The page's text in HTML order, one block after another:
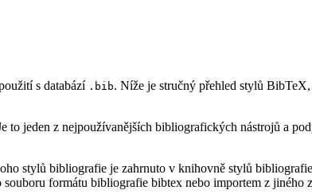
s databází .bib. Níže je stručný přehled stylů
jeden z nejpoužívanějších bibliografických nástrojů a
stylů bibliografie je zahrnuto v knihovně stylů
formátu bibliografie bibtex nebo importem z jiného